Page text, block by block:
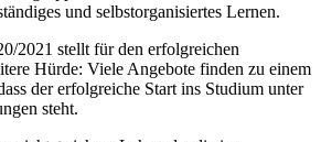
und selbstorganisiertes Lernen.
2021 stellt für den erfolgreichen
Hürde: Viele Angebote finden zu einem
der erfolgreiche Start ins Studium unter
steht.